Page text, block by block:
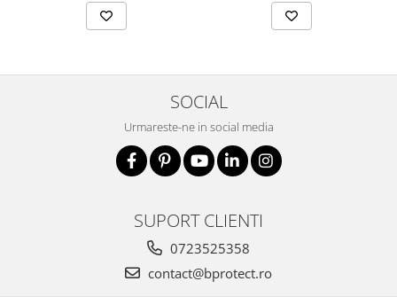
SOCIAL
Urmareste-ne in social media
SUPORT CLIENTI
0723525358
contact@bprotect.ro